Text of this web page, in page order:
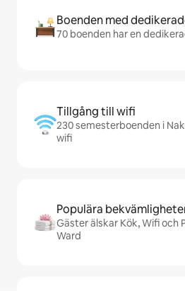
Boenden med
70 boenden har en
Tillgång till wifi
230 semesterboenden i
wifi
Populära
Gäster älskar Kök, Wifi och
Ward